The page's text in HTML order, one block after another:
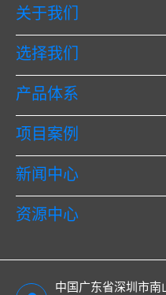
关于我们
选择我们
产品体系
项目案例
新闻中心
资源中心
中国广东省深圳市